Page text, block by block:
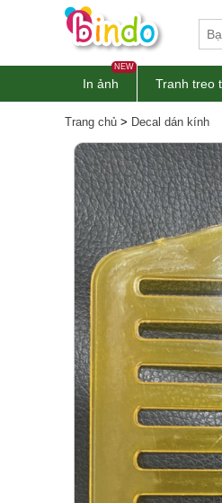
NEW
In ảnh Tranh treo
Trang chủ > Decal dán kính